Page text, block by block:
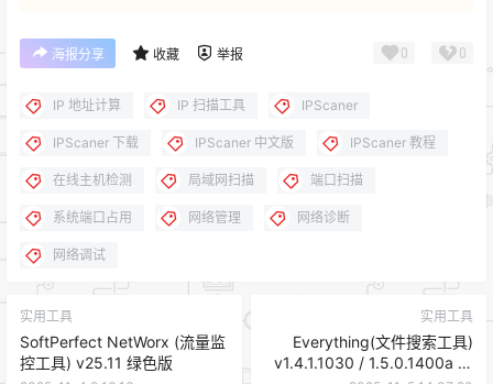
海报分享 收藏 举报 0 0
IP 地址计算 IP 扫描工具 IPScaner
IPScaner 下载 IPScaner 中文版 IPScaner 教程
在线主机检测 局域网扫描 端口扫描
系统端口占用 网络管理 网络诊断
网络调试
实用工具
SoftPerfect NetWorx (流量监
控工具) v25.11 绿色版
实用工具
Everything(文件搜索工具)
v1.4.1.1030 / 1.5.0.1400a 多